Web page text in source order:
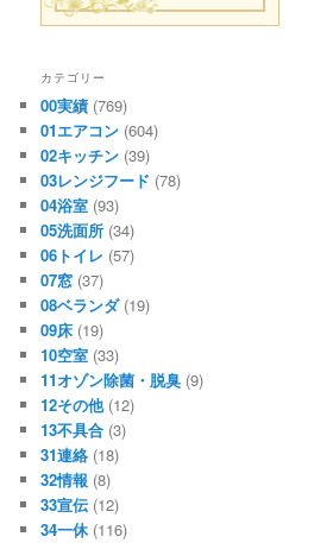
カテゴリー
00実績 (769)
01エアコン (604)
02キッチン (39)
03レンジフード (78)
04浴室 (93)
05洗面所 (34)
06トイレ (57)
07窓 (37)
08ベランダ(19)
09床 (19)
10空室 (33)
11オゾン除菌・脱臭 (9)
12その他(12)
13不具合 (3)
31連絡 (18)
32情報 (8)
33宣伝 (12)
34一休(116)